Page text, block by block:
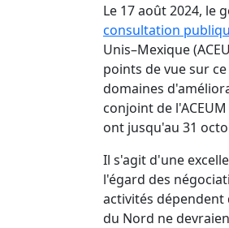
Le 17 août 2024, le
consultation
Unis–Mexique
points de vue sur
domaines
conjoint de
ont jusqu'au 31
Il s'agit d'une
l'égard des
activités
du Nord ne